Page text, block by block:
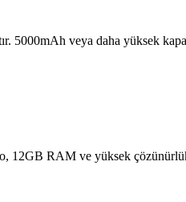
veya daha yüksek
RAM ve yüksek